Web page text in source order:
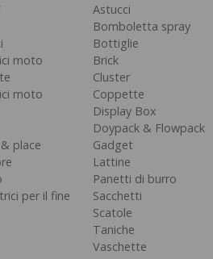
moto
moto
place
per il fine
Astucci
Bomboletta spray
Bottiglie
Brick
Cluster
Coppette
Display Box
Doypack & Flowpack
Gadget
Lattine
Panetti di burro
Sacchetti
Scatole
Taniche
Vaschette